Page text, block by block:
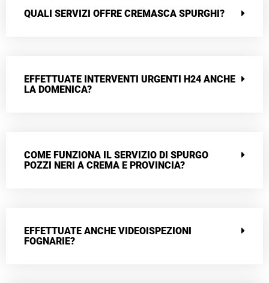
QUALI SERVIZI OFFRE CREMASCA SPURGHI?
EFFETTUATE INTERVENTI URGENTI H24 ANCHE
LA DOMENICA?
COME FUNZIONA IL SERVIZIO DI SPURGO
POZZI NERI A CREMA E PROVINCIA?
EFFETTUATE ANCHE VIDEOISPEZIONI
FOGNARIE?